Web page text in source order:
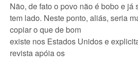
Não, de fato o povo não é bobo e já
tem lado. Neste ponto, aliás, seria
copiar o que de bom
existe nos Estados Unidos e
revista apóia os